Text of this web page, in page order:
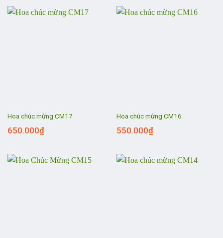
Hoa chúc mừng CM17
650.000₫
Hoa chúc mừng CM16
550.000₫